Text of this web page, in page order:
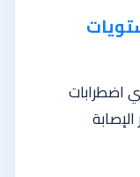
اضطرابات